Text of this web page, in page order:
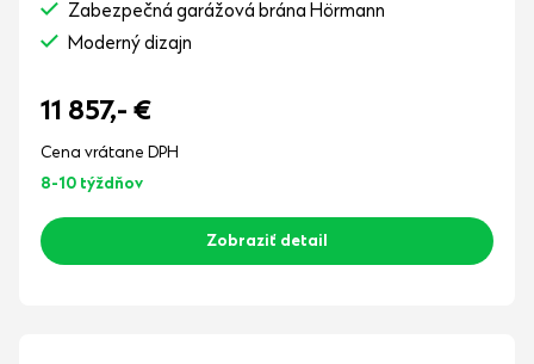
Zabezpečná garážová brána Hörmann
Moderný dizajn
11 857,- €
Cena vrátane DPH
8-10 týždňov
Zobraziť detail